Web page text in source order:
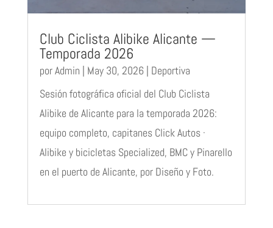
Club Ciclista Alibike Alicante —
Temporada 2026
porAdmin | May 30, 2026| Deportiva
Sesión fotográfica oficial del Club Ciclista
Alibike de Alicante para la temporada 2026:
equipo completo, capitanes Click Autos ·
Alibike y bicicletas Specialized, BMC y Pinarello
en el puerto de Alicante, por Diseño y Foto.